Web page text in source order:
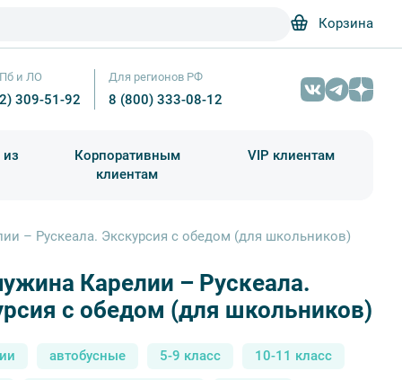
Корзина
и ЛО
309-51-92
Для регионов РФ
8 (800) 333-08-12
Корпоративным
клиентам
VIP клиентам
– Рускеала. Экскурсия с обедом (для школьников)
Карелии – Рускеала.
с обедом (для школьников)
Карелия – Прогулки / Юшина Е.
автобусные 5-9 класс 10-11 класс